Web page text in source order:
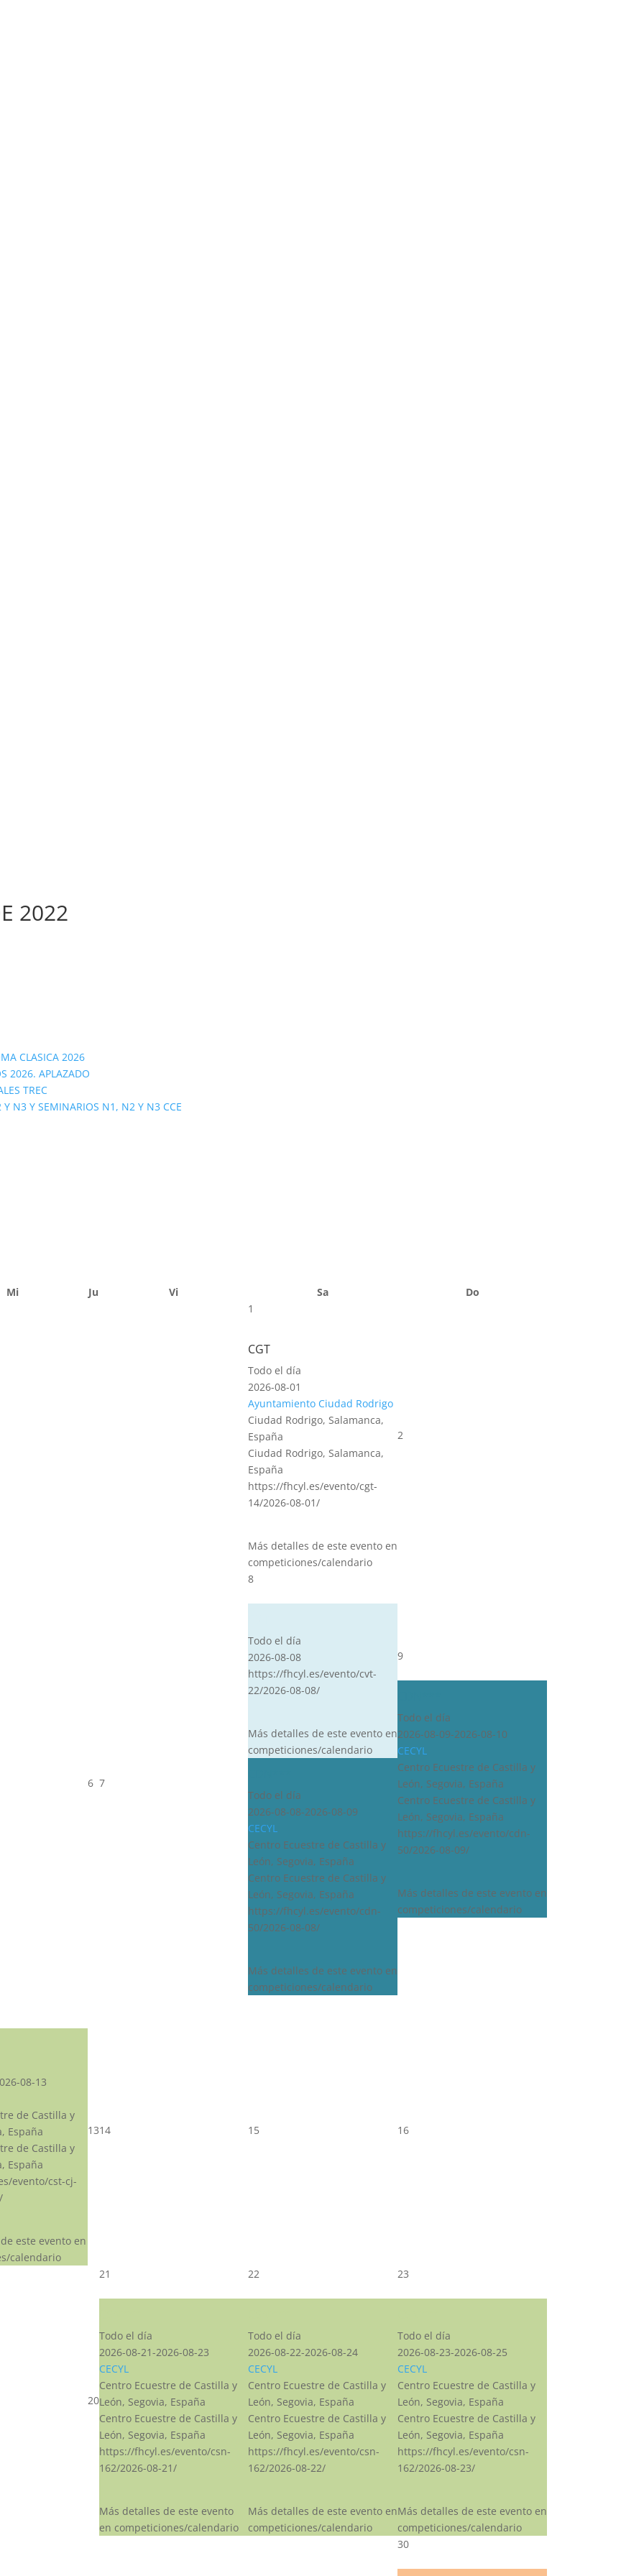
2022
CLASICA 2026
2026. APLAZADO
TREC
N3 Y SEMINARIOS N1, N2 Y N3 CCE
Mi Ju Vi Sa
Do
1
CGT
Todo el día
2026-08-01
Ayuntamiento Ciudad Rodrigo
Ciudad Rodrigo, Salamanca,
España
Ciudad Rodrigo, Salamanca,
España
https://fhcyl.es/evento/cgt-
14/2026-08-01/
Más detalles de este evento en
competiciones/calendario
2
6 7
8
Todo el día
2026-08-08
https://fhcyl.es/evento/cvt-
22/2026-08-08/
Más detalles de este evento en
competiciones/calendario
Todo el día
2026-08-08-2026-08-09
CECYL
Centro Ecuestre de Castilla y
León, Segovia, España
Centro Ecuestre de Castilla y
León, Segovia, España
https://fhcyl.es/evento/cdn-
50/2026-08-08/
Más detalles de este evento en
competiciones/calendario
9
Todo el día
2026-08-09-2026-08-10
CECYL
Centro Ecuestre de Castilla y
León, Segovia, España
Centro Ecuestre de Castilla y
León, Segovia, España
https://fhcyl.es/evento/cdn-
50/2026-08-09/
Más detalles de este evento en
competiciones/calendario
08-13
de Castilla y
España
de Castilla y
España
evento/cst-cj-
este evento en
calendario
1314 15 16
20
21
Todo el día
2026-08-21-2026-08-23
CECYL
Centro Ecuestre de Castilla y
León, Segovia, España
Centro Ecuestre de Castilla y
León, Segovia, España
https://fhcyl.es/evento/csn-
162/2026-08-21/
Más detalles de este evento
en competiciones/calendario
22
Todo el día
2026-08-22-2026-08-24
CECYL
Centro Ecuestre de Castilla y
León, Segovia, España
Centro Ecuestre de Castilla y
León, Segovia, España
https://fhcyl.es/evento/csn-
162/2026-08-22/
Más detalles de este evento en
competiciones/calendario
23
Todo el día
2026-08-23-2026-08-25
CECYL
Centro Ecuestre de Castilla y
León, Segovia, España
Centro Ecuestre de Castilla y
León, Segovia, España
https://fhcyl.es/evento/csn-
162/2026-08-23/
Más detalles de este evento en
competiciones/calendario
30